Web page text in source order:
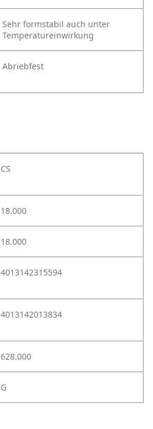
Sehr formstabil auch unter
Temperatureinwirkung
Abriebfest
CS
18.000
18.000
4013142315594
4013142013834
628.000
G